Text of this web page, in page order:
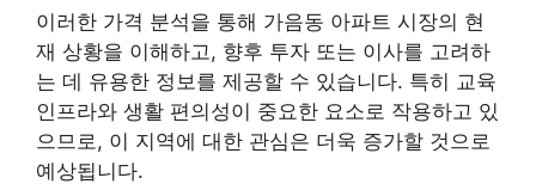
이러한 가격 분석을 통해 가음동 아파트 시장의 현
재 상황을 이해하고, 향후 투자 또는 이사를 고려하
는 데 유용한 정보를 제공할 수 있습니다. 특히 교육
인프라와 생활 편의성이 중요한 요소로 작용하고 있
으므로, 이 지역에 대한 관심은 더욱 증가할 것으로
예상됩니다.